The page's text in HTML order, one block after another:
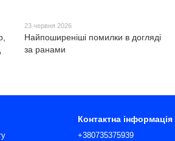
23 червня 2026
Найпоширеніші помилки в догляді
за ранами
Контактна інформація
+380735375939